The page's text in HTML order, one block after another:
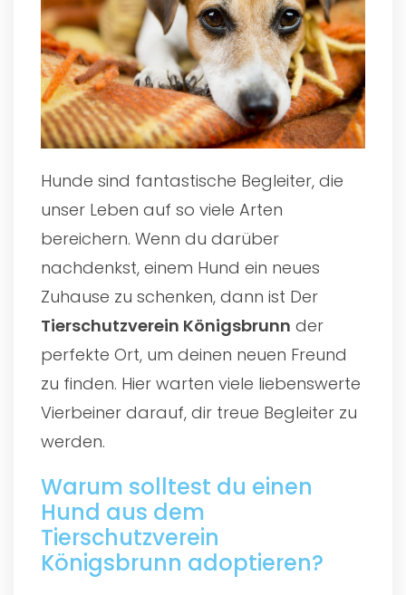
Hunde sind fantastische Begleiter, die
unser Leben auf so viele Arten
bereichern. Wenn du darüber
nachdenkst, einem Hund ein neues
Zuhause zu schenken, dann ist Der
Tierschutzverein Königsbrunn der
perfekte Ort, um deinen neuen Freund
zu finden. Hier warten viele liebenswerte
Vierbeiner darauf, dir treue Begleiter zu
werden.
Warum solltest du einen
Hund aus dem
Tierschutzverein
Königsbrunn adoptieren?